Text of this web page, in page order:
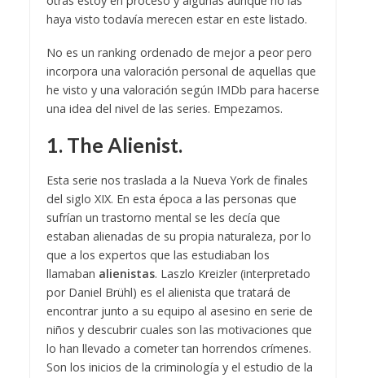
haya visto todavía merecen estar en este listado.
No es un ranking ordenado de mejor a peor pero
incorpora una valoración personal de aquellas que
he visto y una valoración según IMDb para hacerse
una idea del nivel de las series. Empezamos.
1. The Alienist.
Esta serie nos traslada a la Nueva York de finales
del siglo XIX. En esta época a las personas que
sufrían un trastorno mental se les decía que
estaban alienadas de su propia naturaleza, por lo
que a los expertos que las estudiaban los
llamaban alienistas. Laszlo Kreizler (interpretado
por Daniel Brühl) es el alienista que tratará de
encontrar junto a su equipo al asesino en serie de
niños y descubrir cuales son las motivaciones que
lo han llevado a cometer tan horrendos crímenes.
Son los inicios de la criminología y el estudio de la